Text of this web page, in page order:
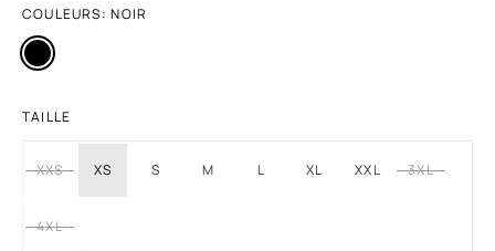
COULEURS: NOIR
TAILLE
XXS XS S M L XL XXL 3XL
4XL